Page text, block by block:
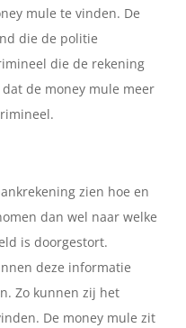
mule te vinden. De
die de politie
die de rekening
de money mule meer
zien hoe en
dan wel naar welke
is doorgestort.
deze informatie
Zo kunnen zij het
De money mule zit